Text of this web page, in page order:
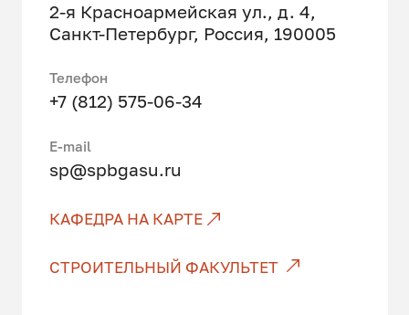
2-я Красноармейская ул., д. 4,
Санкт-Петербург, Россия, 190005
Телефон
+7 (812) 575-06-34
Е-mail
sp@spbgasu.ru
КАФЕДРА НА КАРТЕ
СТРОИТЕЛЬНЫЙ ФАКУЛЬТЕТ